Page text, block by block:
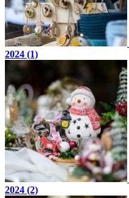
2024 (1)
2024 (2)